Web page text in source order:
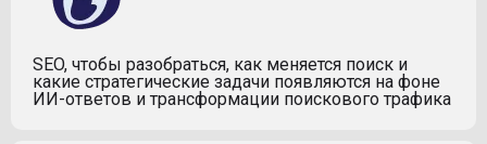
SEO, чтобы разобраться, как меняется поиск и
какие стратегические задачи появляются на фоне
ИИ-ответов и трансформации поискового трафика